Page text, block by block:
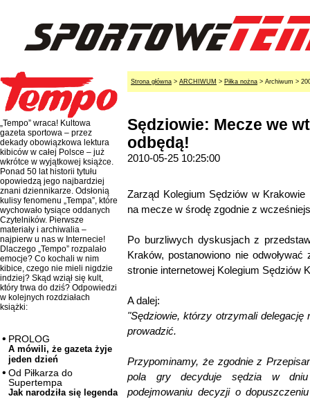
„Tempo” wraca! Kultowa
gazeta sportowa – przez
dekady obowiązkowa lektura
kibiców w całej Polsce – już
wkrótce w wyjątkowej książce.
Ponad 50 lat historii tytułu
opowiedzą jego najbardziej
znani dziennikarze. Odsłonią
kulisy fenomenu „Tempa”, które
wychowało tysiące oddanych
Czytelników. Pierwsze
materiały i archiwalia –
najpierw u nas w Internecie!
Dlaczego „Tempo” rozpalało
emocje? Co kochali w nim
kibice, czego nie mieli nigdzie
indziej? Skąd wziął się kult,
który trwa do dziś? Odpowiedzi
w kolejnych rozdziałach
książki:
PROLOG
A mówili, że gazeta żyje
jeden dzień
Od Piłkarza do
Supertempa
Jak narodziła się legenda
Strona główna > ARCHIWUM > Piłka nożna > Archiwum >
Sędziowie: Mecze we
odbędą!
2010-05-25 10:25:00
Zarząd Kolegium Sędziów w Krakowie
na mecze w środę zgodnie z
Po burzliwych dyskusjach z
Kraków, postanowiono nie
stronie internetowej Kolegium Sędziów
A dalej:
"Sędziowie, którzy otrzymali
prowadzić.
Przypominamy, że zgodnie z
pola gry decyduje sędzia w
podejmowaniu decyzji o